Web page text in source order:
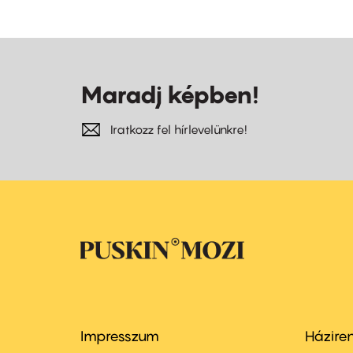
Maradj képben!
Iratkozz fel hírlevelünkre!
Impresszum